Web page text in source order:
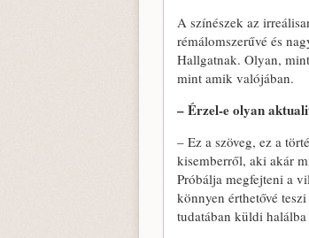
A színészek az
rémálomszerűvé és
Hallgatnak. Olyan,
mint amik valójában.
– Érzel-e olyan
– Ez a szöveg, ez a
kisemberről, aki akár
Próbálja megfejteni a
könnyen érthetővé
tudatában küldi halálba